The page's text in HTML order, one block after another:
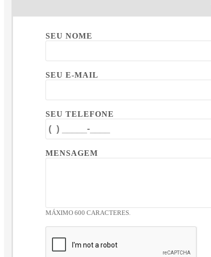
SEU NOME
SEU E-MAIL
SEU TELEFONE
MENSAGEM
MÁXIMO 600 CARACTERES.